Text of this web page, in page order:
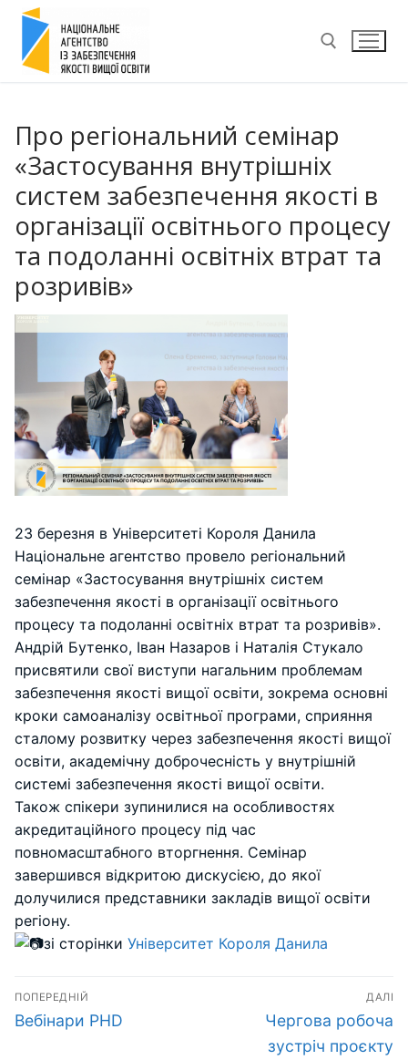
Перейти
вмісту
Про регіональний семінар
«Застосування внутрішніх
систем забезпечення якості в
організації освітнього процесу
та подоланні освітніх втрат та
розривів»
23 березня в Університеті Короля Данила
Національне агентство провело регіональний
семінар «Застосування внутрішніх систем
забезпечення якості в організації освітнього
процесу та подоланні освітніх втрат та розривів».
Андрій Бутенко, Іван Назаров і Наталія Стукало
присвятили свої виступи нагальним проблемам
забезпечення якості вищої освіти, зокрема основні
кроки самоаналізу освітньої програми, сприяння
сталому розвитку через забезпечення якості вищої
освіти, академічну доброчесність у внутрішній
системі забезпечення якості вищої освіти.
Також спікери зупинилися на особливостях
акредитаційного процесу під час
повномасштабного вторгнення. Семінар
завершився відкритою дискусією, до якої
долучилися представники закладів вищої освіти
регіону.
зі сторінки Університет Короля Данила
Навігація
записів
ПОПЕРЕДНІЙ
Попередній
Вебінари PHD
ДАЛІ
Наступний
запис:
Чергова робоча
зустріч проєкту